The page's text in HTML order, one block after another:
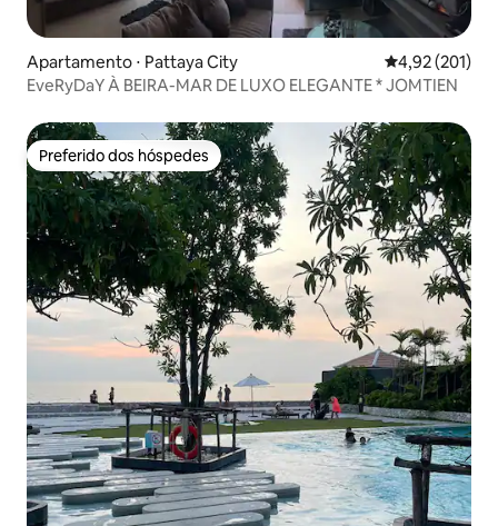
Apartamento ⋅ Pattaya City 4,92 de uma
4,92 (201)
EveRyDaY À BEIRA-MAR DE LUXO ELEGANTE * JOMTIEN
Preferido dos hóspedes
Preferido dos hóspedes